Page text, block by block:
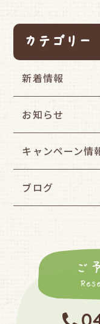
カテゴリー
新着情報
お知らせ
キャンペーン情
ブログ
ご